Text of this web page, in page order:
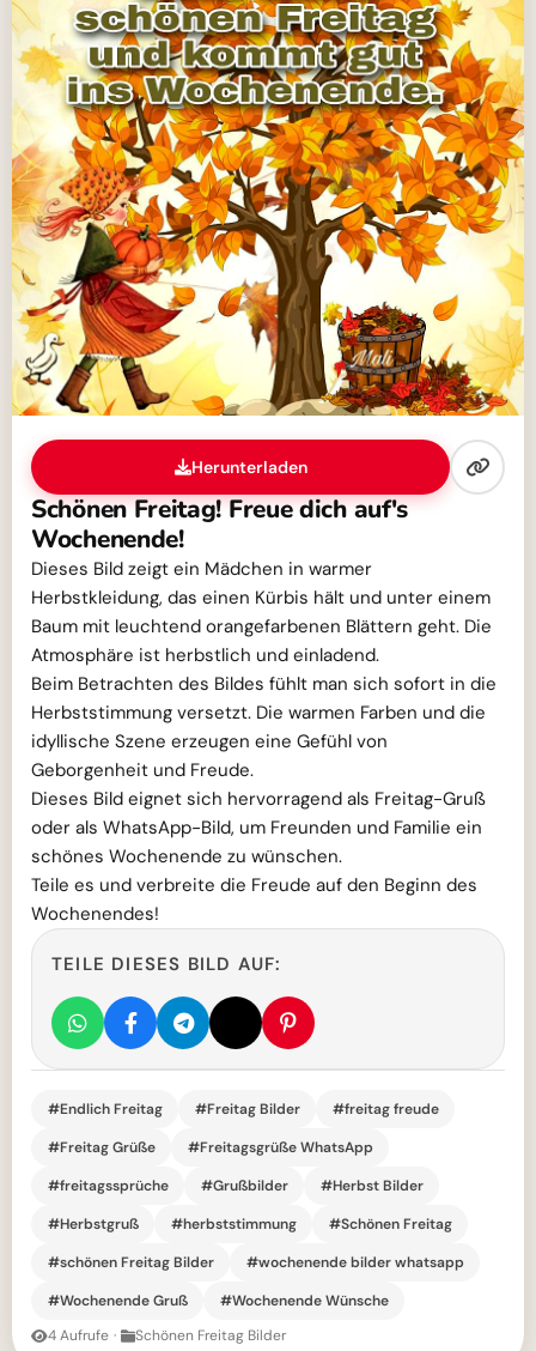
Herunterladen
Schönen Freitag! Freue dich auf's
Wochenende!
Dieses Bild zeigt ein Mädchen in warmer
Herbstkleidung, das einen Kürbis hält und unter einem
Baum mit leuchtend orangefarbenen Blättern geht. Die
Atmosphäre ist herbstlich und einladend.
Beim Betrachten des Bildes fühlt man sich sofort in die
Herbststimmung versetzt. Die warmen Farben und die
idyllische Szene erzeugen eine Gefühl von
Geborgenheit und Freude.
Dieses Bild eignet sich hervorragend als Freitag-Gruß
oder als WhatsApp-Bild, um Freunden und Familie ein
schönes Wochenende zu wünschen.
Teile es und verbreite die Freude auf den Beginn des
Wochenendes!
TEILE DIESES BILD AUF:
#Endlich Freitag #Freitag Bilder
#freitag freude
#Freitag Grüße
#Freitagsgrüße WhatsApp
#freitagssprüche
#Grußbilder
#Herbst Bilder
#Herbstgruß
#herbststimmung
#Schönen Freitag
#schönen Freitag Bilder
#wochenende bilder whatsapp
#Wochenende Gruß
#Wochenende Wünsche
4 Aufrufe · Schönen Freitag Bilder